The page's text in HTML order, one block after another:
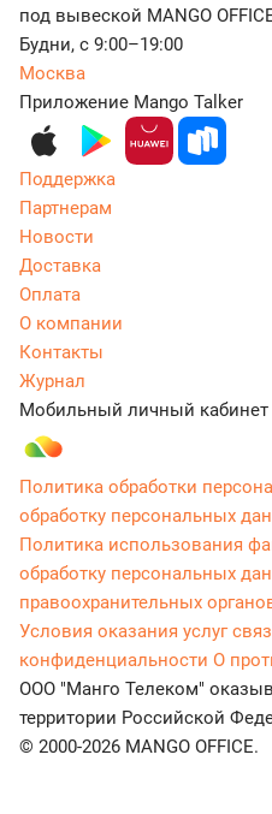
под вывеской MANGO
Будни, с 9:00–19:00
Москва
Приложение Mango Talker
Поддержка
Партнерам
Новости
Доставка
Оплата
О компании
Контакты
Журнал
Мобильный личный кабинет
Политика обработки
обработку персональных
Политика использования
обработку персональных
правоохранительных
Условия оказания услуг
конфиденциальности О
ООО "Манго Телеком"
территории Российской
© 2000-2026 MANGO OFFICE.